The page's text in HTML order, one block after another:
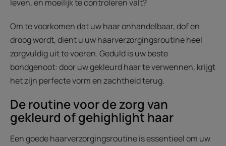
leven, en moeilijk te controleren valt?
Om te voorkomen dat uw haar onhandelbaar, dof en
droog wordt, dient u uw haarverzorgingsroutine heel
zorgvuldig uit te voeren. Geduld is uw beste
bondgenoot: door uw gekleurd haar te verwennen, krijgt
het zijn perfecte vorm en zachtheid terug.
De routine voor de zorg van
gekleurd of gehighlight haar
Een goede haarverzorgingsroutine is essentieel om uw